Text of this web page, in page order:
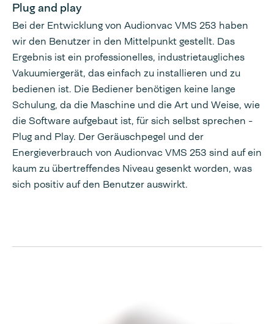
Plug and play
Bei der Entwicklung von Audionvac VMS 253 haben
wir den Benutzer in den Mittelpunkt gestellt. Das
Ergebnis ist ein professionelles, industrietaugliches
Vakuumiergerät, das einfach zu installieren und zu
bedienen ist. Die Bediener benötigen keine lange
Schulung, da die Maschine und die Art und Weise, wie
die Software aufgebaut ist, für sich selbst sprechen -
Plug and Play. Der Geräuschpegel und der
Energieverbrauch von Audionvac VMS 253 sind auf ein
kaum zu übertreffendes Niveau gesenkt worden, was
sich positiv auf den Benutzer auswirkt.